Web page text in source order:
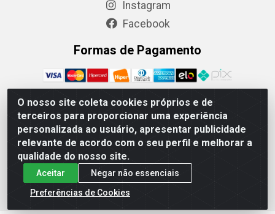
O nosso site coleta cookies próprios e de
terceiros para proporcionar uma experiência
personalizada ao usuário, apresentar publicidade
relevante de acordo com o seu perfil e melhorar a
qualidade do nosso site.
Aceitar
Negar não essenciais
Preferências de Cookies
Instagram
Facebook
Formas de Pagamento
Rafael & Dantas LTDA - Rua Floriano Peixoto, 137- Centro,
CEP: 60025-130 | CNPJ: 02.884.314/0001-20